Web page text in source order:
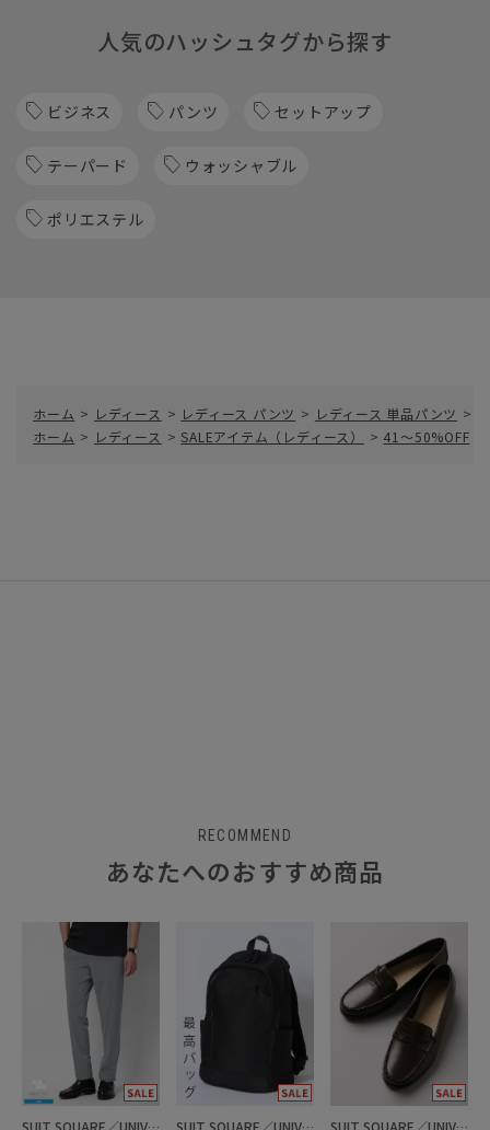
人気のハッシュタグから探す
ビジネス パンツ セットアップ
テーパード ウォッシャブル
ポリエステル
ホーム > レディース > レディース パンツ > レディース 単品パンツ >
ホーム > レディース > SALEアイテム（レディース） > 41～50%OFF
RECOMMEND
あなたへのおすすめ商品